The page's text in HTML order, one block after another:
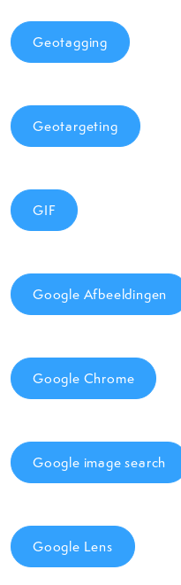
Geotagging
Geotargeting
GIF
Google Afbeeldingen
Google Chrome
Google image search
Google Lens